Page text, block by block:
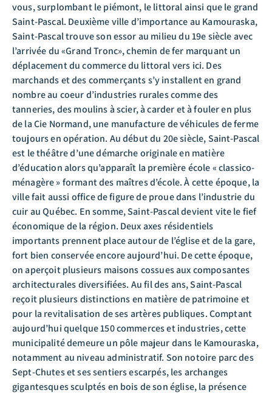
vous, surplombant le piémont, le littoral ainsi que le grand
Saint-Pascal. Deuxième ville d’importance au Kamouraska,
Saint-Pascal trouve son essor au milieu du 19e siècle avec
l’arrivée du «Grand Tronc», chemin de fer marquant un
déplacement du commerce du littoral vers ici. Des
marchands et des commerçants s’y installent en grand
nombre au coeur d’industries rurales comme des
tanneries, des moulins à scier, à carder et à fouler en plus
de la Cie Normand, une manufacture de véhicules de ferme
toujours en opération. Au début du 20e siècle, Saint-Pascal
est le théâtre d’une démarche originale en matière
d’éducation alors qu’apparaît la première école « classico-
ménagère » formant des maîtres d’école. À cette époque, la
ville fait aussi office de figure de proue dans l’industrie du
cuir au Québec. En somme, Saint-Pascal devient vite le fief
économique de la région. Deux axes résidentiels
importants prennent place autour de l’église et de la gare,
fort bien conservée encore aujourd’hui. De cette époque,
on aperçoit plusieurs maisons cossues aux composantes
architecturales diversifiées. Au fil des ans, Saint-Pascal
reçoit plusieurs distinctions en matière de patrimoine et
pour la revitalisation de ses artères publiques. Comptant
aujourd’hui quelque 150 commerces et industries, cette
municipalité demeure un pôle majeur dans le Kamouraska,
notamment au niveau administratif. Son notoire parc des
Sept-Chutes et ses sentiers escarpés, les archanges
gigantesques sculptés en bois de son église, la présence